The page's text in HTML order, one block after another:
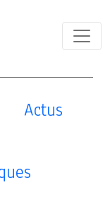
Actus